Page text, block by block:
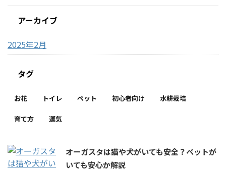
アーカイブ
2025年2月
タグ
お花 トイレ ペット 初心者向け 水耕栽培
育て方 運気
オーガスタは猫や犬がいても安全？ペットが
いても安心か解説